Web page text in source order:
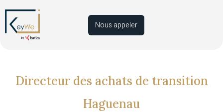
Nous appeler
Directeur des achats de transition
Haguenau